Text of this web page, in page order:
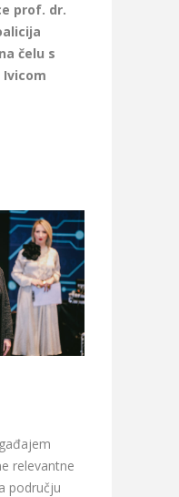
prof. dr.
čelu s
relevantne
području